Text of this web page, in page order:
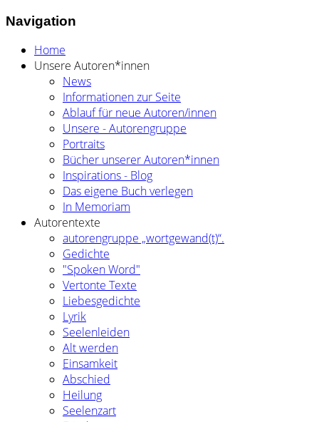
Navigation
Home
Unsere Autoren*innen
News
Informationen zur Seite
Ablauf für neue Autoren/innen
Unsere - Autorengruppe
Portraits
Bücher unserer Autoren*innen
Inspirations - Blog
Das eigene Buch verlegen
In Memoriam
Autorentexte
autorengruppe „wortgewand(t)“.
Gedichte
"Spoken Word"
Vertonte Texte
Liebesgedichte
Lyrik
Seelenleiden
Alt werden
Einsamkeit
Abschied
Heilung
Seelenzart